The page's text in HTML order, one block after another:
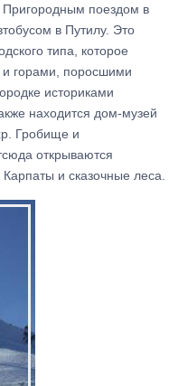
Пригородным поездом в
в Путилу. Это
типа, которое
горами, поросшими
историками
находится дом-музей
Гробище и
открываются
и сказочные леса.